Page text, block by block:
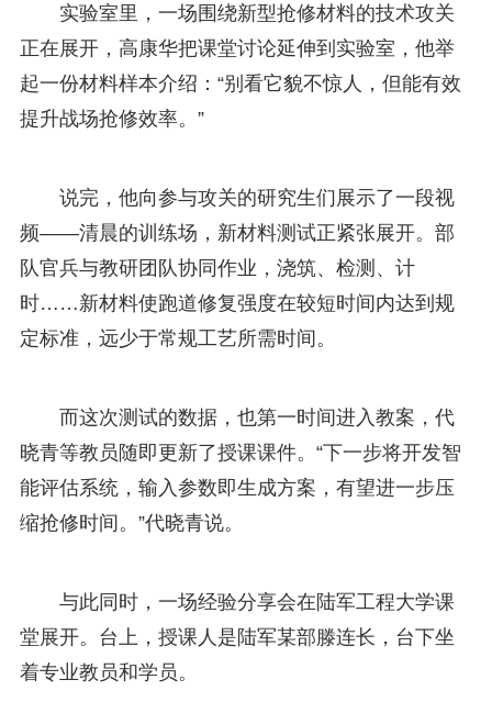
实验室里，一场围绕新型抢修材料的技术攻关
正在展开，高康华把课堂讨论延伸到实验室，他举
起一份材料样本介绍：“别看它貌不惊人，但能有效
提升战场抢修效率。”
说完，他向参与攻关的研究生们展示了一段视
频——清晨的训练场，新材料测试正紧张展开。部
队官兵与教研团队协同作业，浇筑、检测、计
时……新材料使跑道修复强度在较短时间内达到规
定标准，远少于常规工艺所需时间。
而这次测试的数据，也第一时间进入教案，代
晓青等教员随即更新了授课课件。“下一步将开发智
能评估系统，输入参数即生成方案，有望进一步压
缩抢修时间。”代晓青说。
与此同时，一场经验分享会在陆军工程大学课
堂展开。台上，授课人是陆军某部滕连长，台下坐
着专业教员和学员。